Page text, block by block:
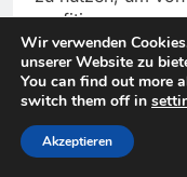
profitieren.
Pricken –
sagt.
Gesundheit
Wir verwenden
unserer Website zu
You can find out more
switch them off in
Akzeptieren